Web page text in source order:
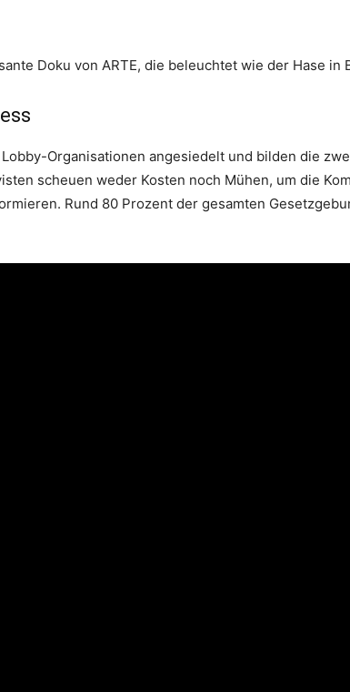
Doku von ARTE, die beleuchtet wie der Hase in
Organisationen angesiedelt und bilden die
scheuen weder Kosten noch Mühen, um die
Rund 80 Prozent der gesamten